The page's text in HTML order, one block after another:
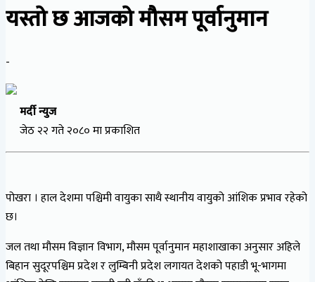
यस्तो छ आजको मौसम पूर्वानुमान
-
मर्दी न्युज
जेठ २२ गते २०८० मा प्रकाशित
पोखरा । हाल देशमा पश्चिमी वायुका साथै स्थानीय वायुको आंशिक प्रभाव रहेको
छ।
जल तथा मौसम विज्ञान विभाग, मौसम पूर्वानुमान महाशाखाका अनुसार अहिले
बिहान सुदूरपश्चिम प्रदेश र लुम्बिनी प्रदेश लगायत देशको पहाडी भू-भागमा